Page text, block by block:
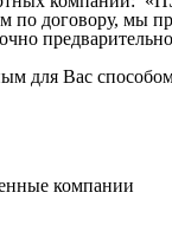
договору, мы
для Вас
компании